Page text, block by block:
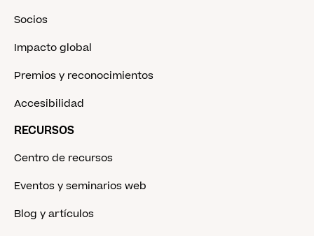
Socios
Impacto global
Premios y reconocimientos
Accesibilidad
RECURSOS
Centro de recursos
Eventos y seminarios web
Blog y artículos